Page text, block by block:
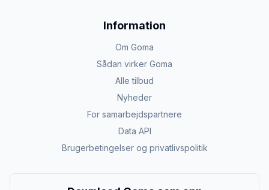
Information
Om Goma
Sådan virker Goma
Alle tilbud
Nyheder
For samarbejdspartnere
Data API
Brugerbetingelser og privatlivspolitik